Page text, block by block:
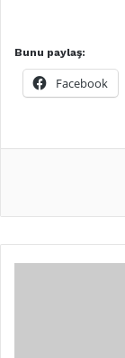
Bunu paylaş:
Facebook